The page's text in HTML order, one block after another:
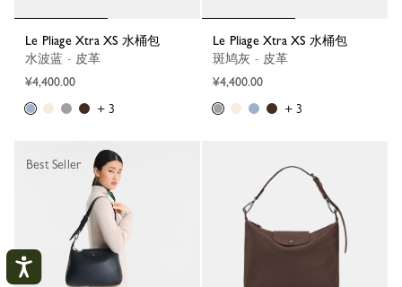
Le Pliage Xtra XS 水桶包
水波蓝 - 皮革
¥4,400.00
+ 3
Le Pliage Xtra XS 水桶包
斑鸠灰 - 皮革
¥4,400.00
+ 3
Best Seller